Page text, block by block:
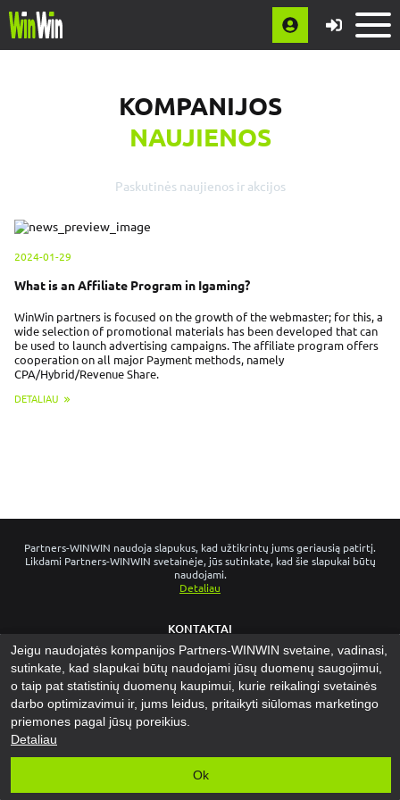
KOMPANIJOS
NAUJIENOS
Paskutinės naujienos ir akcijos
2024-01-29
What is an Affiliate Program in Igaming?
WinWin partners is focused on the growth of the webmaster; for this, a
wide selection of promotional materials has been developed that can
be used to launch advertising campaigns. The affiliate program offers
cooperation on all major Payment methods, namely
CPA/Hybrid/Revenue Share.
DETALIAU
Partners-WINWIN naudoja slapukus, kad užtikrintų jums geriausią patirtį.
Likdami Partners-WINWIN svetainėje, jūs sutinkate, kad šie slapukai būtų
naudojami.
Detaliau
KONTAKTAI
NAUJIENOS
PRIVATUMO POLITIKA
SLAPUKŲ POLITIKA
App for Android™
Partners-WINWIN
Jeigu naudojatės kompanijos Partners-WINWIN svetaine, vadinasi,
sutinkate, kad slapukai būtų naudojami jūsų duomenų saugojimui,
o taip pat statistinių duomenų kaupimui, kurie reikalingi svetainės
darbo optimizavimui ir, jums leidus, pritaikyti siūlomas marketingo
priemones pagal jūsų poreikius.
Detaliau
Ok